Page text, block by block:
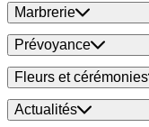
Marbrerie
Prévoyance
Fleurs et cérémonies
Actualités